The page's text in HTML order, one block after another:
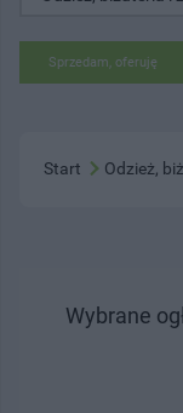
Sprzedam, oferuję
Start Odzież,
Wybrane